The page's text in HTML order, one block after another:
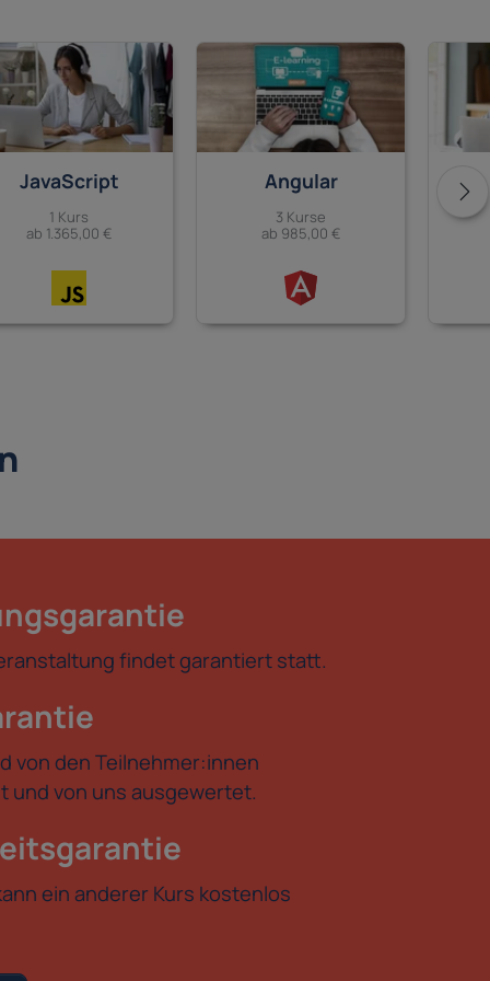
JavaScript
1 Kurs
ab 1.365,00 €
Angular
3 Kurse
ab 985,00 €
findet garantiert statt.
von den Teilnehmer:innen
und von uns ausgewertet.
ein anderer Kurs kostenlos